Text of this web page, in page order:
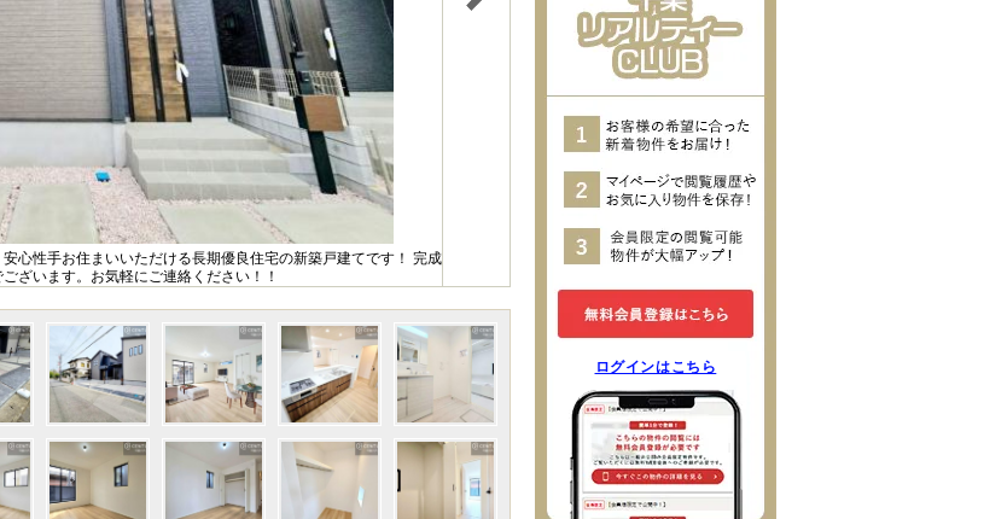
心性手お住まいいただける長期優良住宅の新築戸建てです！ 完成
ざいます。お気軽にご連絡ください！！
ログインはこちら